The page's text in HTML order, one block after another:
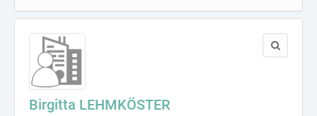
Birgitta LEHMKÖSTER